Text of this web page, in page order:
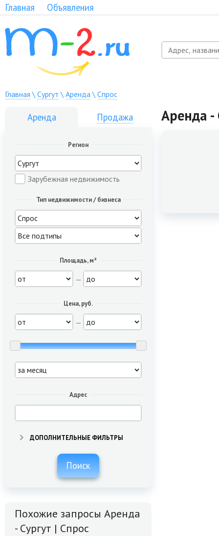
Главная Объявления
Главная \ Сургут \ Аренда\ Спрос
Аренда Продажа
Регион
Зарубежная недвижимость
Тип недвижимости / бизнеса
Площадь, м²
—
Цена, руб.
—
Адрес
ДОПОЛНИТЕЛЬНЫЕ ФИЛЬТРЫ
Поиск
Похожие запросы Аренда
- Сургут | Спрос
Аренда -